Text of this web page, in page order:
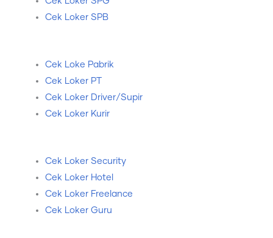
Cek Loker SPB
Cek Loke Pabrik
Cek Loker PT
Cek Loker Driver/Supir
Cek Loker Kurir
Cek Loker Security
Cek Loker Hotel
Cek Loker Freelance
Cek Loker Guru